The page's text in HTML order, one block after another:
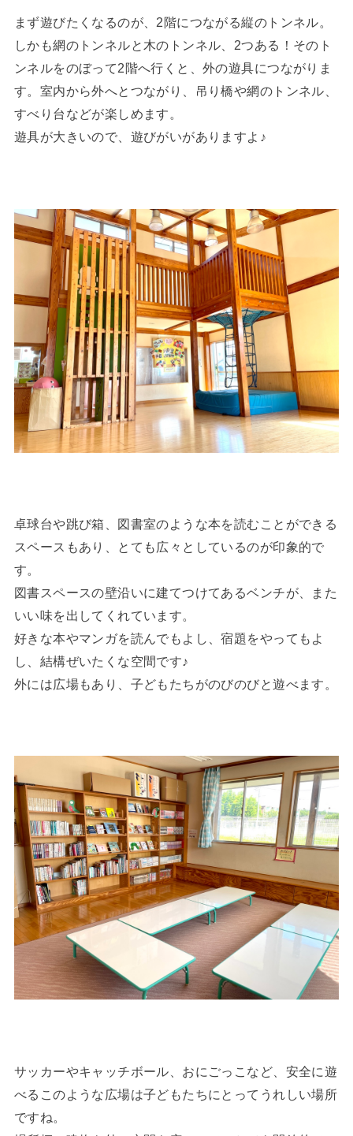
まず遊びたくなるのが、2階につながる縦のトンネル。
しかも網のトンネルと木のトンネル、2つある！そのト
ンネルをのぼって2階へ行くと、外の遊具につながりま
す。室内から外へとつながり、吊り橋や網のトンネル、
すべり台などが楽しめます。
遊具が大きいので、遊びがいがありますよ♪
卓球台や跳び箱、図書室のような本を読むことができる
スペースもあり、とても広々としているのが印象的で
す。
図書スペースの壁沿いに建てつけてあるベンチが、また
いい味を出してくれています。
好きな本やマンガを読んでもよし、宿題をやってもよ
し、結構ぜいたくな空間です♪
外には広場もあり、子どもたちがのびのびと遊べます。
サッカーやキャッチボール、おにごっこなど、安全に遊
べるこのような広場は子どもたちにとってうれしい場所
ですね。